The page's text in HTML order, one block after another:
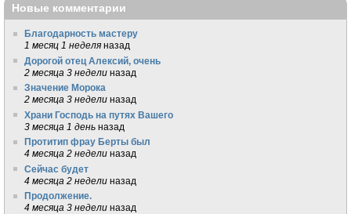
Новые комментарии
Благодарность мастеру
1 месяц 1 неделя назад
Дорогой отец Алексий, очень
2 месяца 3 недели назад
Значение Морока
2 месяца 3 недели назад
Храни Господь на путях Вашего
3 месяца 1 день назад
Протитип фрау Берты был
4 месяца 2 недели назад
Сейчас будет
4 месяца 2 недели назад
Продолжение.
4 месяца 3 недели назад